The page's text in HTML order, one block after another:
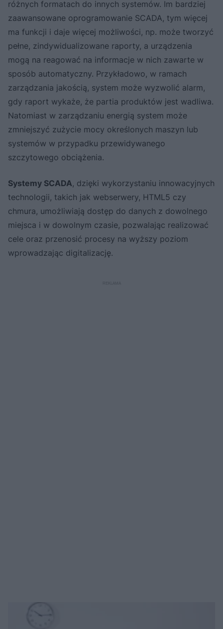
różnych formatach do innych systemów. Im bardziej
zaawansowane oprogramowanie SCADA, tym więcej
ma funkcji i daje więcej możliwości, np. może tworzyć
pełne, zindywidualizowane raporty, a urządzenia
mogą na reagować na informacje w nich zawarte w
sposób automatyczny. Przykładowo, w ramach
zarządzania jakością, system może wyzwolić alarm,
gdy raport wykaże, że partia produktów jest wadliwa.
Natomiast w zarządzaniu energią system może
zmniejszyć zużycie mocy określonych maszyn lub
systemów w przypadku przewidywanego
szczytowego obciążenia.
Systemy SCADA, dzięki wykorzystaniu innowacyjnych
technologii, takich jak webserwery, HTML5 czy
chmura, umożliwiają dostęp do danych z dowolnego
miejsca i w dowolnym czasie, pozwalając realizować
cele oraz przenosić procesy na wyższy poziom
wprowadzając digitalizację.